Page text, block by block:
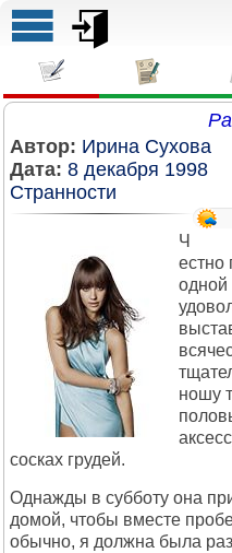
Автор: Ирина Сухова
Дата: 8 декабря 1998
Странности
Ч
естно
одной
ношу
сосках грудей.
Однажды в субботу она
домой, чтобы вместе
обычно, я должна была